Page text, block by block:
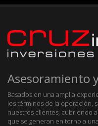
Asesoramiento
Basados en una amplia
los términos de la operación,
nuestros clientes, cubriendo
que se generan en torno a